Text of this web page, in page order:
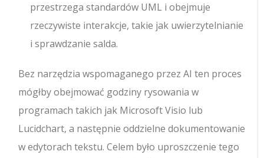
przestrzega standardów UML i obejmuje
rzeczywiste interakcje, takie jak uwierzytelnianie
i sprawdzanie salda.
Bez narzędzia wspomaganego przez AI ten proces
mógłby obejmować godziny rysowania w
programach takich jak Microsoft Visio lub
Lucidchart, a następnie oddzielne dokumentowanie
w edytorach tekstu. Celem było uproszczenie tego